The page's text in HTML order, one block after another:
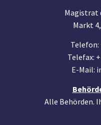
Magistrat
Markt
Telefon:
Telefax:
E-Mail:
Alle Behörden.